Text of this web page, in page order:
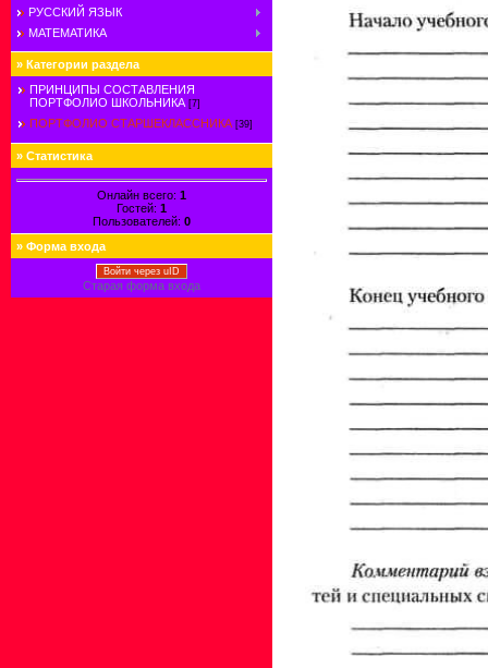
РУССКИЙ ЯЗЫК
МАТЕМАТИКА
» Категории раздела
ПРИНЦИПЫ СОСТАВЛЕНИЯ
ПОРТФОЛИО ШКОЛЬНИКА [7]
ПОРТФОЛИО СТАРШЕКЛАССНИКА [39]
» Статистика
Онлайн всего: 1
Гостей: 1
Пользователей: 0
» Форма входа
Войти через uID
Старая форма входа